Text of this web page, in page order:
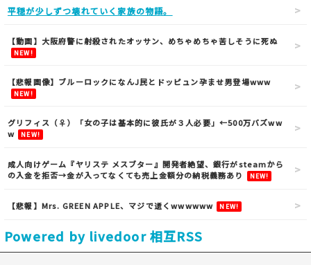
平穏が少しずつ壊れていく家族の物語。
【動画】大阪府警に射殺されたオッサン、めちゃめちゃ苦しそうに死ぬ
NEW!
【悲報画像】ブルーロックになんJ民とドッピュン孕ませ男登場www
NEW!
グリフィス（♀）「女の子は基本的に彼氏が３人必要」←500万バズww
w
NEW!
成人向けゲーム『ヤリステ メスブター』開発者絶望、銀行がsteamから
の入金を拒否→金が入ってなくても売上金額分の納税義務あり
NEW!
【悲報】Mrs. GREEN APPLE、マジで逝くwwwwww NEW!
Powered by livedoor 相互RSS